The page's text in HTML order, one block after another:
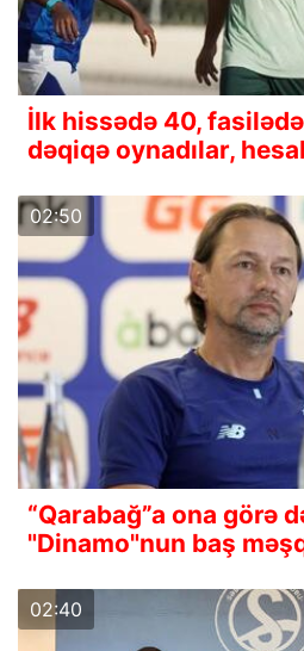
İlk hissədə 40,
dəqiqə oynadılar,
02:50
“Qarabağ”a ona görə
"Dinamo"nun baş
02:40